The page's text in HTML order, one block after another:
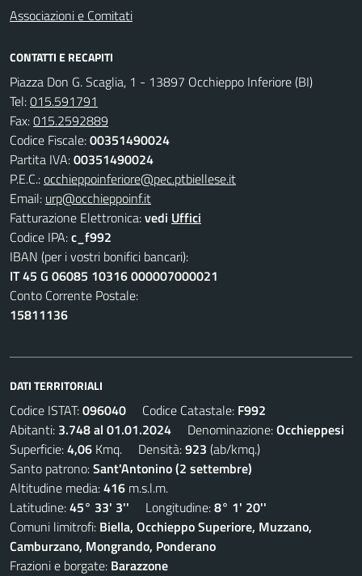
Associazioni e Comitati
CONTATTI E RECAPITI
Piazza Don G. Scaglia, 1 - 13897 Occhieppo Inferiore (BI)
Tel:015.591791
Fax:015.2592889
Codice Fiscale:00351490024
Partita IVA:00351490024
P.E.C.:occhieppoinferiore@pec.ptbiellese.it
Email: urp@occhieppoinf.it
Fatturazione Elettronica:vedi Uffici
Codice IPA:c_f992
IBAN (per i vostri bonifici bancari):
IT 45 G 06085 10316 000007000021
Conto Corrente Postale:
15811136
DATI TERRITORIALI
Codice ISTAT:096040 Codice Catastale: F992
Abitanti: 3.748 al 01.01.2024 Denominazione:Occhieppesi
Superficie:4,06 Kmq. Densità:923 (ab/kmq.)
Santo patrono:Sant'Antonino (2 settembre)
Altitudine media:416 m.s.l.m.
Latitudine:45° 33' 3'' Longitudine:8° 1' 20''
Comuni limitrofi: Biella, Occhieppo Superiore, Muzzano,
Camburzano, Mongrando, Ponderano
Frazioni e borgate: Barazzone